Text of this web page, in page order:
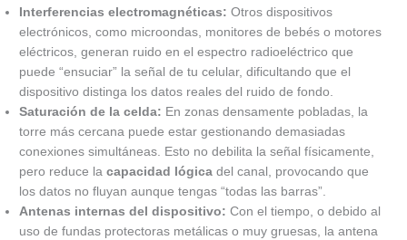
Interferencias electromagnéticas: Otros dispositivos
electrónicos, como microondas, monitores de bebés o motores
eléctricos, generan ruido en el espectro radioeléctrico que
puede “ensuciar” la señal de tu celular, dificultando que el
dispositivo distinga los datos reales del ruido de fondo.
Saturación de la celda: En zonas densamente pobladas, la
torre más cercana puede estar gestionando demasiadas
conexiones simultáneas. Esto no debilita la señal físicamente,
pero reduce lacapacidad lógica del canal, provocando que
los datos no fluyan aunque tengas “todas las barras”.
Antenas internas del dispositivo: Con el tiempo, o debido al
uso de fundas protectoras metálicas o muy gruesas, la antena